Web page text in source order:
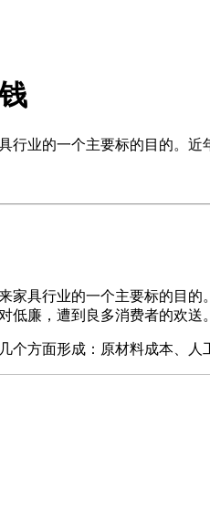
行业的一个主要标的目的。
具行业的一个主要标的目的
低廉，遭到良多消费者的欢
方面形成：原材料成本、人